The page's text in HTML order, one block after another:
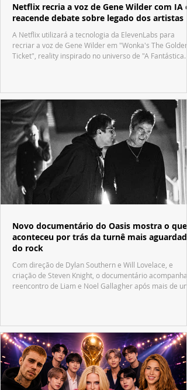
Netflix recria a voz de Gene Wilder com IA e
reacende debate sobre legado dos artistas
A Netflix utilizará a tecnologia da ElevenLabs para
recriar a voz de Gene Wilder em "Wonka's The Golden
Ticket", reality inspirado no universo de "A Fantástica
Novo documentário do Oasis mostra o que
aconteceu por trás da turnê mais aguardada
do rock
Com direção de Dylan Southern e Will Lovelace, e
criação de Steven Knight, o documentário acompanha
reencontro de Liam e Noel Gallagher após mais de